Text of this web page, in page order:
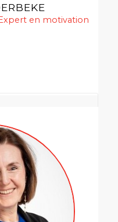
en motivation